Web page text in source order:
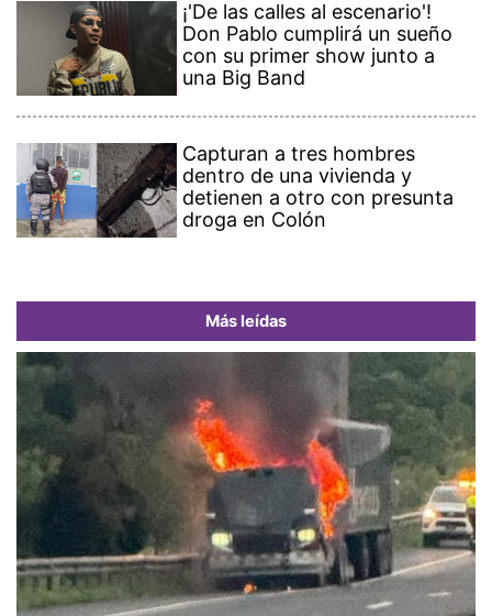
¡'De las calles al escenario'!
Don Pablo cumplirá un sueño
con su primer show junto a
una Big Band
Capturan a tres hombres
dentro de una vivienda y
detienen a otro con presunta
droga en Colón
Más leídas